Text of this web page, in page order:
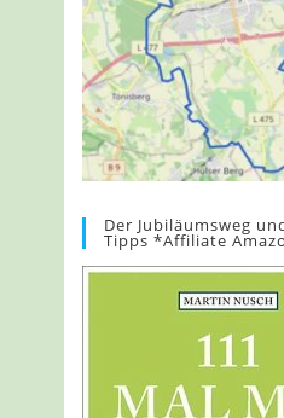
Der Jubiläumsweg
Tipps *Affiliate